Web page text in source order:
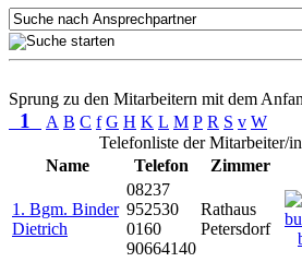
Sprung zu den Mitarbeitern mit dem
1 A B C f G H K L M P R S v W
Telefonliste der Mitarbeiter/
Name
Telefon Zimmer
1. Bgm. Binder
Dietrich
08237
952530
0160
90664140
Rathaus
Petersdorf